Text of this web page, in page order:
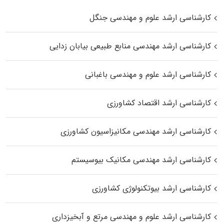
کارشناسی ارشد علوم و مهندسی جنگل
کارشناسی ارشد مهندسی منابع طبیعی بیابان زدایی
کارشناسی ارشد علوم و مهندسی باغبانی
کارشناسی ارشد اقتصاد کشاورزی
کارشناسی ارشد مهندسی مکانیزاسیون کشاورزی
کارشناسی ارشد مهندسی مکانیک بیوسیستم
کارشناسی ارشد بیوتکنولوژی کشاورزی
کارشناسی ارشد علوم و مهندسی مرتع و آبخیزداری